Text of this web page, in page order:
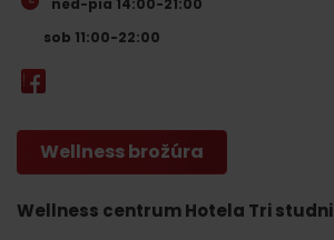
Wellness centrum Hotela Tri
ned-pia 14:00-21:00
sob 11:00-22:00
Wellness brožúra